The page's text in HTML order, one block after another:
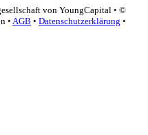
von YoungCapital • ©
• AGB • Datenschutzerklärung •